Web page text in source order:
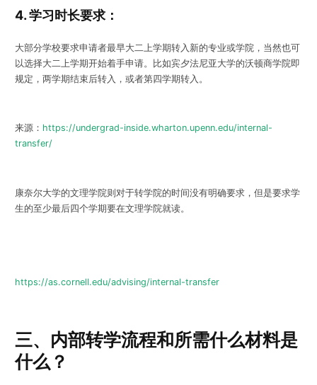
4. 学习时长要求：
大部分学校要求申请者最早大二上学期转入新的专业或学院，当然也可
以选择大二上学期开始着手申请。比如宾夕法尼亚大学的沃顿商学院即
规定，两学期结束后转入，或者第四学期转入。
来源： https://undergrad-inside.wharton.upenn.edu/internal-
transfer/
康奈尔大学的文理学院则对于转学院的时间没有明确要求，但是要求学
生的至少最后四个学期要在文理学院就读。
https://as.cornell.edu/advising/internal-transfer
三、内部转学流程和所需什么材料是
什么？